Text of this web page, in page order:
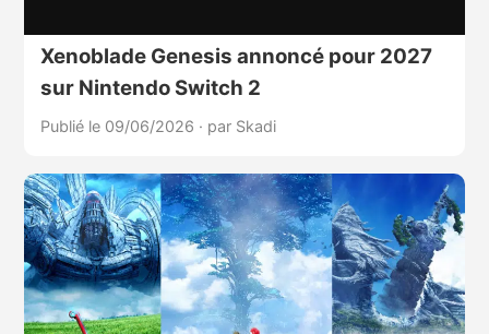
Xenoblade Genesis annoncé pour 2027
sur Nintendo Switch 2
Publié le 09/06/2026 · par Skadi